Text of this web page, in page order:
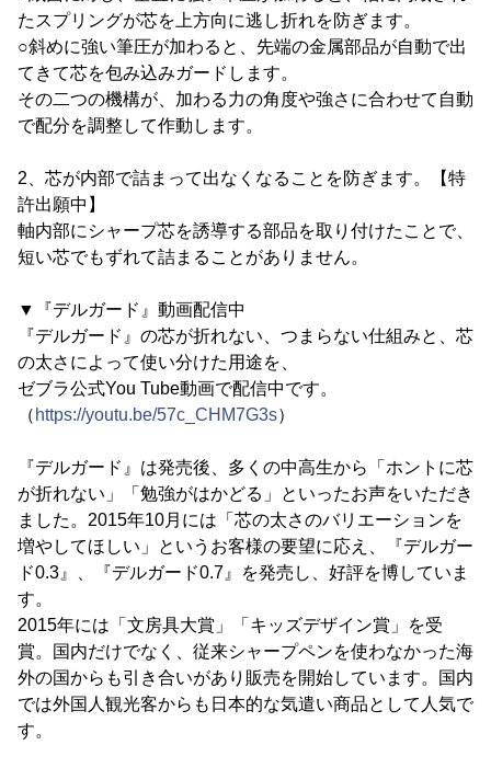
たスプリングが芯を上方向に逃し折れを防ぎます。
○斜めに強い筆圧が加わると、先端の金属部品が自動で出
てきて芯を包み込みガードします。
その二つの機構が、加わる力の角度や強さに合わせて自動
で配分を調整して作動します。
2、芯が内部で詰まって出なくなることを防ぎます。【特
許出願中】
軸内部にシャープ芯を誘導する部品を取り付けたことで、
短い芯でもずれて詰まることがありません。
▼『デルガード』動画配信中
『デルガード』の芯が折れない、つまらない仕組みと、芯
の太さによって使い分けた用途を、
ゼブラ公式You Tube動画で配信中です。
（ https://youtu.be/57c_CHM7G3s）
『デルガード』は発売後、多くの中高生から「ホントに芯
が折れない」「勉強がはかどる」といったお声をいただき
ました。2015年10月には「芯の太さのバリエーションを
増やしてほしい」というお客様の要望に応え、『デルガー
ド0.3』、『デルガード0.7』を発売し、好評を博していま
す。
2015年には「文房具大賞」「キッズデザイン賞」を受
賞。国内だけでなく、従来シャープペンを使わなかった海
外の国からも引き合いがあり販売を開始しています。国内
では外国人観光客からも日本的な気遣い商品として人気で
す。